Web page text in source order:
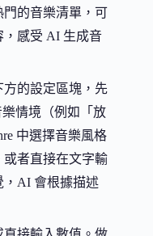
的音樂清單，可
，感受 AI 生成音
方的設定區塊，先
情境（例如「放
中選擇音樂風格
或者直接在文字輸
，AI 會根據描述